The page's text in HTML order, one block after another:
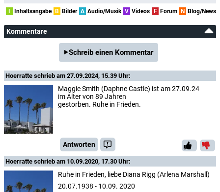
Inhaltsangabe B Bilder A Audio/Musik V Videos F Forum N Blog/News
Kommentare
Schreib einen Kommentar
Hoerratte schrieb am 27.09.2024, 15.39 Uhr:
Maggie Smith (Daphne Castle) ist am 27.09.24
im Alter von 89 Jahren
gestorben. Ruhe in Frieden.
Antworten
Hoerratte schrieb am 10.09.2020, 17.30 Uhr:
Ruhe in Frieden, liebe Diana Rigg (Arlena Marshall)
20.07.1938 - 10.09. 2020